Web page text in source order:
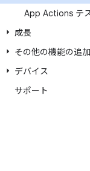
App Actions テ
成長
その他の機能の追加
デバイス
サポート